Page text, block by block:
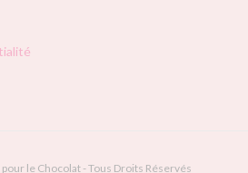
le Chocolat - Tous Droits Réservés